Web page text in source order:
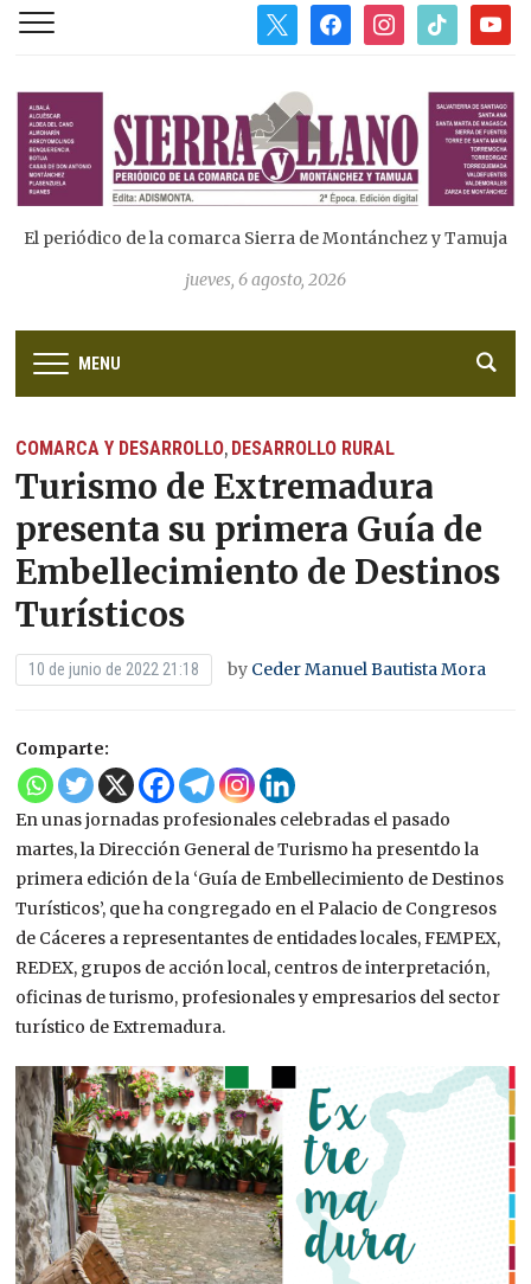
facebookinstagram
tiktok
El periódico de la comarca Sierra de Montánchez y Tamuja
jueves, 6 agosto, 2026
MENU
COMARCA Y DESARROLLO, DESARROLLO RURAL
Turismo de Extremadura
presenta su primera Guía de
Embellecimiento de Destinos
Turísticos
10 de junio de 2022 21:18 by Ceder Manuel Bautista Mora
Comparte:
En unas jornadas profesionales celebradas el pasado
martes, la Dirección General de Turismo ha presentdo la
primera edición de la ‘Guía de Embellecimiento de Destinos
Turísticos’, que ha congregado en el Palacio de Congresos
de Cáceres a representantes de entidades locales, FEMPEX,
REDEX, grupos de acción local, centros de interpretación,
oficinas de turismo, profesionales y empresarios del sector
turístico de Extremadura.